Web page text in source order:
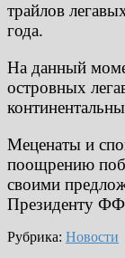
трайлов
года.
На данный
островных
Меценаты и
поощрению
своими
Президенту
Рубрика: Новости